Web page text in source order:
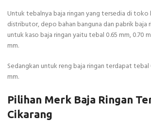
Untuk tebalnya baja ringan yang tersedia di toko
distributor, depo bahan banguna dan pabrik baja
untuk kaso baja ringan yaitu tebal 0.65 mm, 0.70
mm.
Sedangkan untuk reng baja ringan terdapat tebal
mm.
Pilihan Merk Baja Ringan
Cikarang